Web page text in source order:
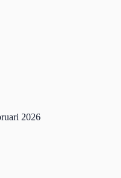
2026